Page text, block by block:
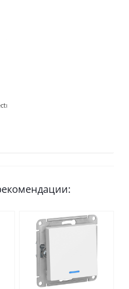
ATLASDESIGN РОЗЕТКА двойная